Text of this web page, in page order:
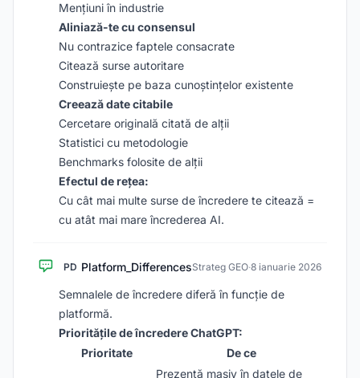
Mențiuni în industrie
Aliniază-te cu consensul
Nu contrazice faptele consacrate
Citează surse autoritare
Construiește pe baza cunoștințelor existente
Creează date citabile
Cercetare originală citată de alții
Statistici cu metodologie
Benchmarks folosite de alții
Efectul de rețea:
Cu cât mai multe surse de încredere te citează =
cu atât mai mare încrederea AI.
PD Platform_DifferencesStrateg GEO·8 ianuarie 2026
Semnalele de încredere diferă în funcție de
platformă.
Prioritățile de încredere ChatGPT:
Prioritate
De ce
Prezentă masiv în datele de